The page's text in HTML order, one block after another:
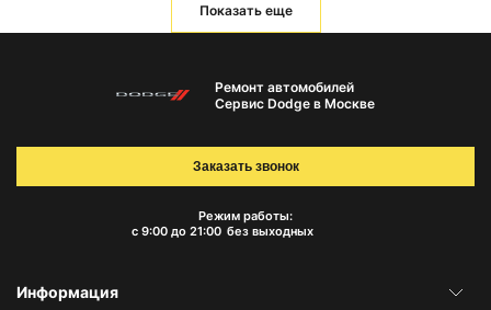
Показать еще
Ремонт автомобилей
Сервис Dodge в Москве
Режим работы:
с 9:00 до 21:00 без выходных
Заказать звонок
Информация